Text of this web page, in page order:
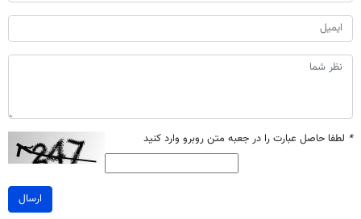
* لطفا حاصل عبارت را در جعبه متن روبرو وارد کنید
ارسال